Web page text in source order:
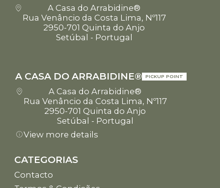
A Casa do Arrabidine®
Rua Venâncio da Costa Lima, Nº117
2950-701 Quinta do Anjo
Setúbal - Portugal
A CASA DO ARRABIDINE® PICKUP POINT
A Casa do Arrabidine®
Rua Venâncio da Costa Lima, Nº117
2950-701 Quinta do Anjo
Setúbal - Portugal
View more details
CATEGORIAS
Contacto